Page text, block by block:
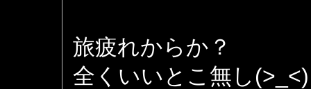
旅疲れからか？
全くいいとこ無し(>_<)